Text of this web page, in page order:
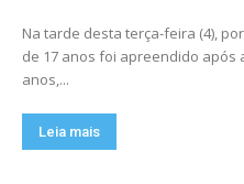
Na tarde desta terça-feira (4),
de 17 anos foi apreendido após
anos,...
Leia mais